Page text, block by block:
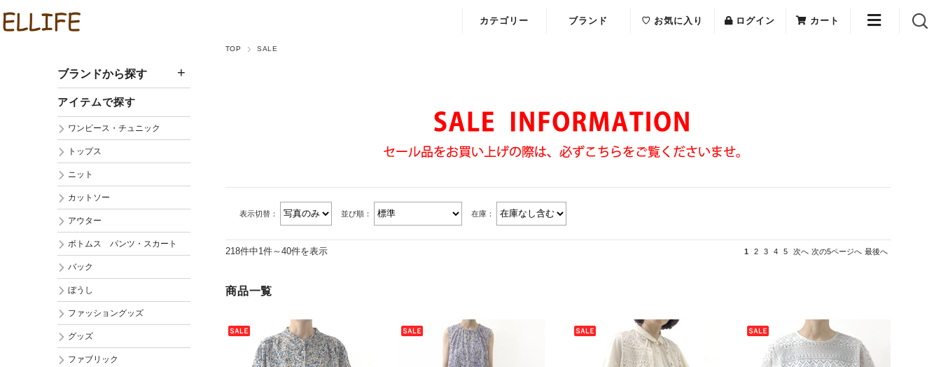
カテゴリー
ニット
カットソー
ボトムス・パンツ・スカート
バック
ブランド
Onyvua(オニヴァ)
♡ お気に入り ログイン カート
TOP SALE
表示切替： 並び順： 在庫：
218件中1件～40件を表示 1 2 3 4 5 次へ 次の5ページへ 最後へ
商品一覧
ブランドから探す
アイテムで探す
ワンピース・チュニック
トップス
ニット
カットソー
アウター
ボトムス パンツ・スカート
バック
ぼうし
ファッショングッズ
グッズ
ファブリック